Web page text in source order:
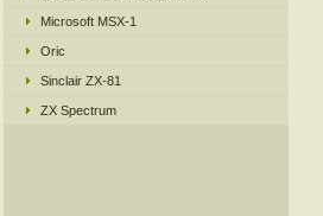
Microsoft MSX-1
Oric
Sinclair ZX-81
ZX Spectrum